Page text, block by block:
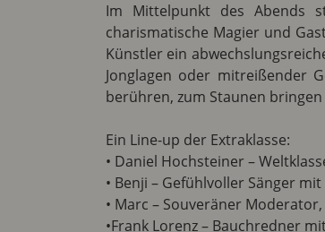
Im Mittelpunkt des Abends
charismatische Magier und
Künstler ein
Jonglagen oder mitreißender
berühren, zum Staunen
Ein Line-up der Extraklasse:
• Daniel Hochsteiner –
• Benji – Gefühlvoller Sänger
• Marc – Souveräner
•Frank Lorenz – Bauchredner